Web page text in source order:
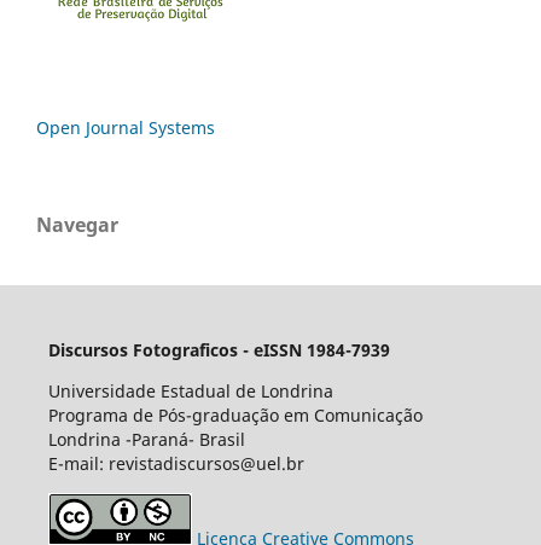
Open Journal Systems
Navegar
Discursos Fotograficos - eISSN 1984-7939
Universidade Estadual de Londrina
Programa de Pós-graduação em Comunicação
Londrina -Paraná- Brasil
E-mail: revistadiscursos@uel.br
Licença Creative Commons